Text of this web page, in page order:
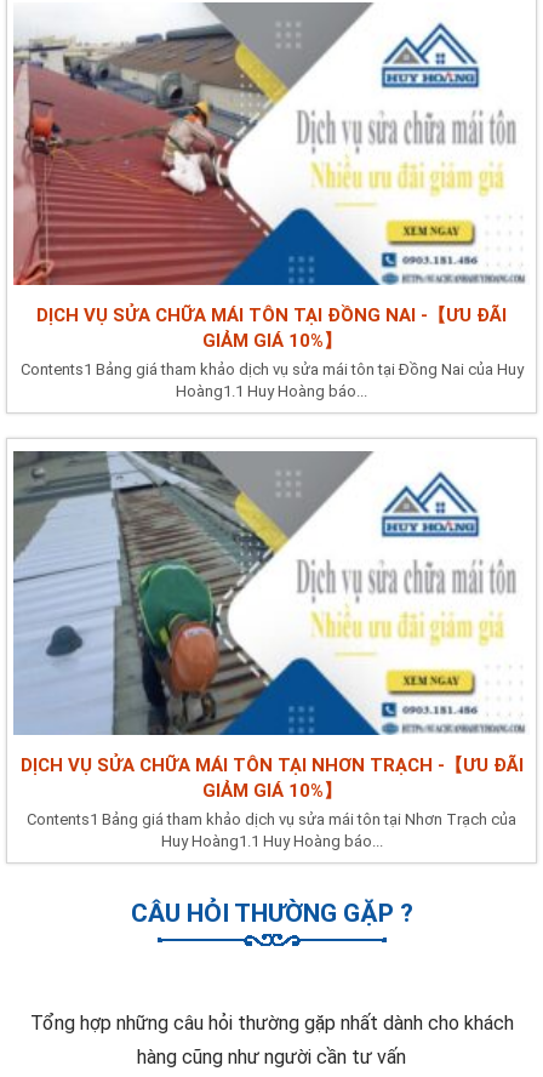
DỊCH VỤ SỬA CHỮA MÁI TÔN TẠI ĐỒNG NAI -【ƯU ĐÃI
GIẢM GIÁ 10%】
Contents1 Bảng giá tham khảo dịch vụ sửa mái tôn tại Đồng Nai của Huy
Hoàng1.1 Huy Hoàng báo...
DỊCH VỤ SỬA CHỮA MÁI TÔN TẠI NHƠN TRẠCH -【ƯU ĐÃI
GIẢM GIÁ 10%】
Contents1 Bảng giá tham khảo dịch vụ sửa mái tôn tại Nhơn Trạch của
Huy Hoàng1.1 Huy Hoàng báo...
CÂU HỎI THƯỜNG GẶP ?
Tổng hợp những câu hỏi thường gặp nhất dành cho khách
hàng cũng như người cần tư vấn